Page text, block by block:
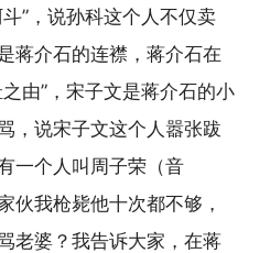
”，说孙科这个人不仅卖
蒋介石的连襟，蒋介石在
由”，宋子文是蒋介石的小
，说宋子文这个人嚣张跋
一个人叫周子荣（音
伙我枪毙他十次都不够，
老婆？我告诉大家，在蒋